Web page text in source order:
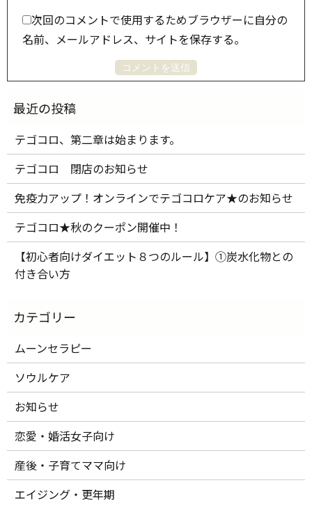
次回のコメントで使用するためブラウザーに自分の
名前、メールアドレス、サイトを保存する。
テゴコロ、第二章は始まります。
テゴコロ 閉店のお知らせ
免疫力アップ！オンラインでテゴコロケア★のお知らせ
テゴコロ★秋のクーポン開催中！
【初心者向けダイエット８つのルール】①炭水化物との
付き合い方
ムーンセラピー
ソウルケア
お知らせ
恋愛・婚活女子向け
産後・子育てママ向け
エイジング・更年期